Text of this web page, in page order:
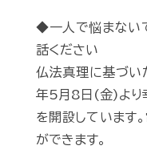
◆一人で悩まない
話ください
仏法真理に基づ
年5月8日(金)より
を開設しています
ができます。